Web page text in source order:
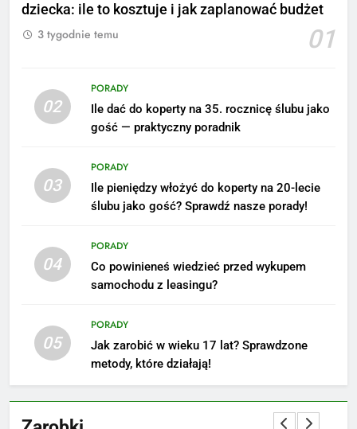
dziecka: ile to kosztuje i jak zaplanować budżet
01
3 tygodnie temu
02
PORADY
Ile dać do koperty na 35. rocznicę ślubu jako
gość — praktyczny poradnik
03
PORADY
Ile pieniędzy włożyć do koperty na 20-lecie
ślubu jako gość? Sprawdź nasze porady!
04
PORADY
Co powinieneś wiedzieć przed wykupem
samochodu z leasingu?
05
PORADY
Jak zarobić w wieku 17 lat? Sprawdzone
metody, które działają!
5
Ile zarabia podolog: poznajmy
zainspirują
ZAROBKI
Jak przygotować się finansowo
na narodziny dziecka: ile to
8